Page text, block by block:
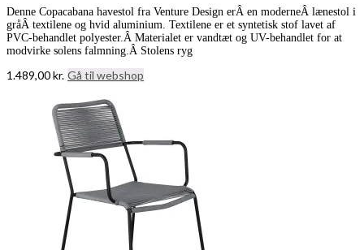
Denne Copacabana havestol fra Venture Design erÂ en moderneÂ lænestol i
gråÂ textilene og hvid aluminium. Textilene er et syntetisk stof lavet af
PVC-behandlet polyester.Â Materialet er vandtæt og UV-behandlet for at
modvirke solens falmning.Â Stolens ryg
1.489,00kr. Gå til webshop